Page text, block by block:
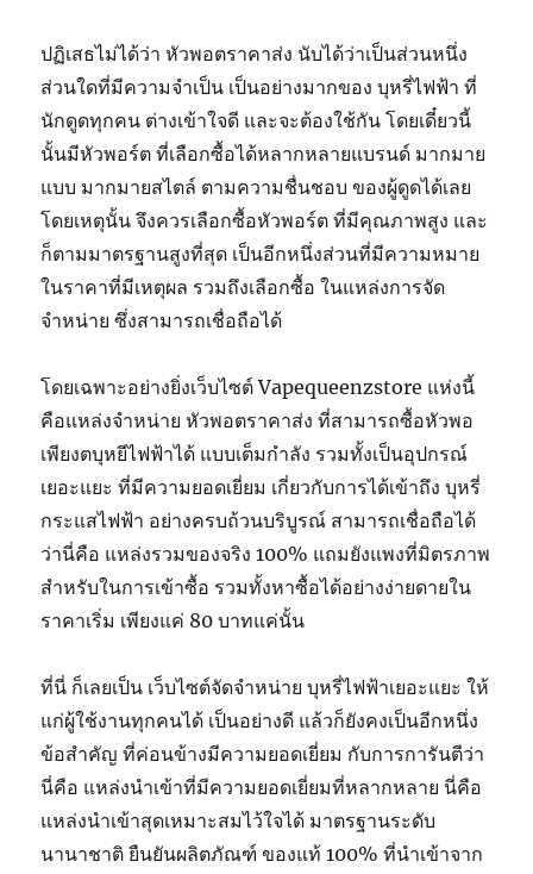
ปฏิเสธไม่ได้ว่า หัวพอตราคาส่ง นับได้ว่าเป็นส่วนหนึ่ง
ส่วนใดที่มีความจำเป็น เป็นอย่างมากของ บุหรี่ไฟฟ้า ที่
นักดูดทุกคน ต่างเข้าใจดี และจะต้องใช้กัน โดยเดี๋ยวนี้
นั้นมีหัวพอร์ต ที่เลือกซื้อได้หลากหลายแบรนด์ มากมาย
แบบ มากมายสไตล์ ตามความชื่นชอบ ของผู้ดูดได้เลย
โดยเหตุนั้น จึงควรเลือกซื้อหัวพอร์ต ที่มีคุณภาพสูง และ
ก็ตามมาตรฐานสูงที่สุด เป็นอีกหนึ่งส่วนที่มีความหมาย
ในราคาที่มีเหตุผล รวมถึงเลือกซื้อ ในแหล่งการจัด
จำหน่าย ซึ่งสามารถเชื่อถือได้
โดยเฉพาะอย่างยิ่งเว็บไซต์ Vapequeenzstore แห่งนี้
คือแหล่งจำหน่าย หัวพอตราคาส่ง ที่สามารถซื้อหัวพอ
เพียงตบุหยีไฟฟ้าได้ แบบเต็มกำลัง รวมทั้งเป็นอุปกรณ์
เยอะแยะ ที่มีความยอดเยี่ยม เกี่ยวกับการได้เข้าถึง บุหรี่
กระแสไฟฟ้า อย่างครบถ้วนบริบูรณ์ สามารถเชื่อถือได้
ว่านี่คือ แหล่งรวมของจริง 100% แถมยังแพงที่มิตรภาพ
สำหรับในการเข้าซื้อ รวมทั้งหาซื้อได้อย่างง่ายดายใน
ราคาเริ่ม เพียงแค่ 80 บาทแค่นั้น
ที่นี่ ก็เลยเป็น เว็บไซต์จัดจำหน่าย บุหรี่ไฟฟ้าเยอะแยะ ให้
แก่ผู้ใช้งานทุกคนได้ เป็นอย่างดี แล้วก็ยังคงเป็นอีกหนึ่ง
ข้อสำคัญ ที่ค่อนข้างมีความยอดเยี่ยม กับการการันตีว่า
นี่คือ แหล่งนำเข้าที่มีความยอดเยี่ยมที่หลากหลาย นี่คือ
แหล่งนำเข้าสุดเหมาะสมไว้ใจได้ มาตรฐานระดับ
นานาชาติ ยืนยันผลิตภัณฑ์ ของแท้ 100% ที่นำเข้าจาก